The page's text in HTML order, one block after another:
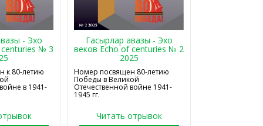
- Эхо
№ 3
к 80-летию
в 1941-
Гасырлар авазы - Эхо
веков Echo of centuries № 2
2025
Номер посвящен 80-летию
Победы в Великой
Отечественной войне 1941-
1945 гг.
Читать отрывок